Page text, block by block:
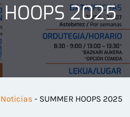
HOOPS 2025
Noticias - SUMMER HOOPS 2025